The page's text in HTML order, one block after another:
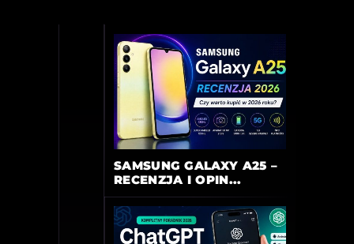
SAMSUNG GALAXY A25 –
RECENZJA I OPIN...